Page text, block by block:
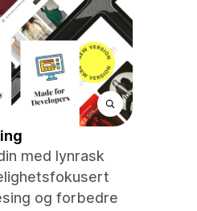
med lynrask
og forbedre